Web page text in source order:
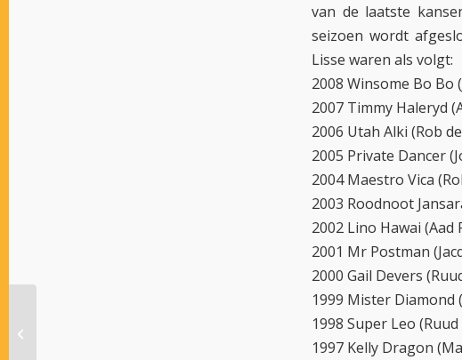
van de laatste
seizoen wordt
Lisse waren als volgt:
2008 Winsome Bo Bo
2007 Timmy Haleryd
2006 Utah Alki (Rob
2005 Private Dancer
2004 Maestro Vica
2003 Roodnoot
2002 Lino Hawai (Aad
2001 Mr Postman
2000 Gail Devers
1999 Mister Diamond
1998 Super Leo
1997 Kelly Dragon